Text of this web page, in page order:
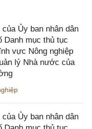
Ủy ban nhân dân
Danh mục thủ tục
vực Nông nghiệp
lý Nhà nước của
Ủy ban nhân dân